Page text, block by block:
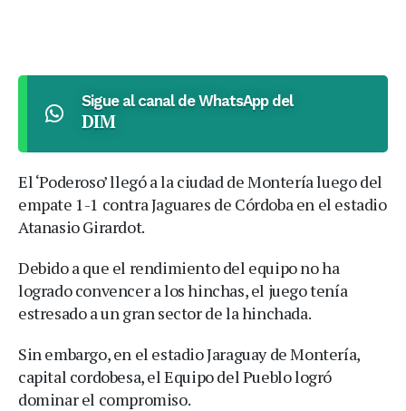
Sigue al canal de WhatsApp del
DIM
El ‘Poderoso’ llegó a la ciudad de Montería luego del
empate 1-1 contra Jaguares de Córdoba en el estadio
Atanasio Girardot.
Debido a que el rendimiento del equipo no ha
logrado convencer a los hinchas, el juego tenía
estresado a un gran sector de la hinchada.
Sin embargo, en el estadio Jaraguay de Montería,
capital cordobesa, el Equipo del Pueblo logró
dominar el compromiso.